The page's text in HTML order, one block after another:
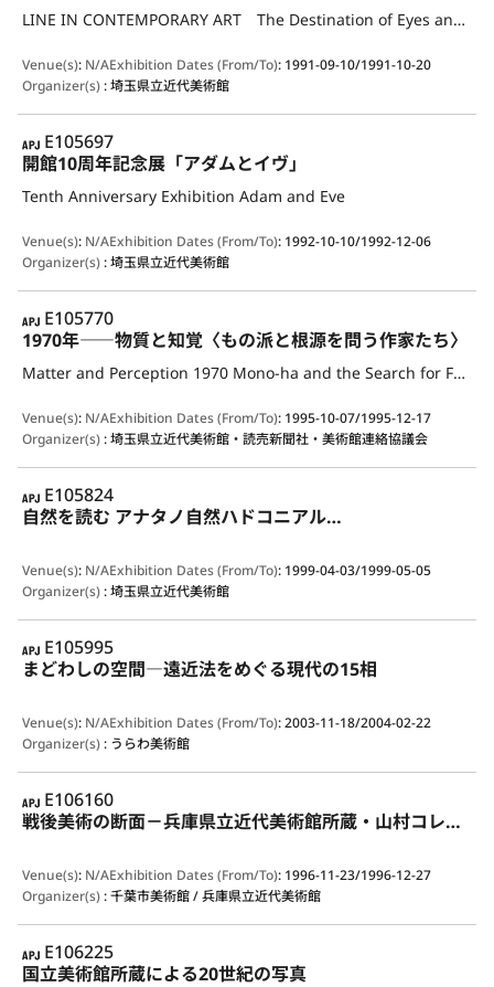
LINE IN CONTEMPORARY ART The Destination of Eyes and Hands
Venue(s): N/AExhibition Dates (From/To): 1991-09-10/1991-10-20
Organizer(s):埼玉県立近代美術館
APJ
E105697
開館10周年記念展「アダムとイヴ」
Tenth Anniversary Exhibition Adam and Eve
Venue(s): N/AExhibition Dates (From/To): 1992-10-10/1992-12-06
Organizer(s):埼玉県立近代美術館
APJ
E105770
1970年――物質と知覚〈もの派と根源を問う作家たち〉
Matter and Perception 1970 Mono-ha and the Search for Fundamentals
Venue(s): N/AExhibition Dates (From/To): 1995-10-07/1995-12-17
Organizer(s):埼玉県立近代美術館・読売新聞社・美術館連絡協議会
APJ
E105824
自然を読む アナタノ自然ハドコニアル…
Venue(s): N/AExhibition Dates (From/To): 1999-04-03/1999-05-05
Organizer(s):埼玉県立近代美術館
APJ
E105995
まどわしの空間―遠近法をめぐる現代の15相
Venue(s): N/AExhibition Dates (From/To):2003-11-18/2004-02-22
Organizer(s): うらわ美術館
APJ
E106160
戦後美術の断面－兵庫県立近代美術館所蔵・山村コレクションから
Venue(s): N/AExhibition Dates (From/To): 1996-11-23/1996-12-27
Organizer(s):千葉市美術館 / 兵庫県立近代美術館
APJ
E106225
国立美術館所蔵による20世紀の写真